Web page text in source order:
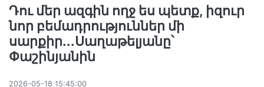
Դու մեր ազգին ողջ ես պետք, իզուր
նոր բեմադրություններ մի
սարքիր...Սաղաթելյանը՝
Փաշինյանին
2026-05-18 15:45:00